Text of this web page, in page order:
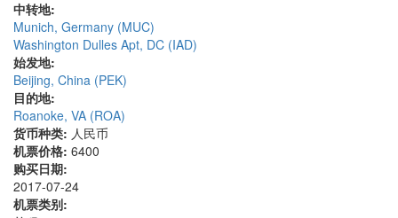
中转地:
Munich, Germany (MUC)
Washington Dulles Apt, DC (IAD)
始发地:
Beijing, China (PEK)
目的地:
Roanoke, VA (ROA)
货币种类: 人民币
机票价格: 6400
购买日期:
2017-07-24
机票类别: